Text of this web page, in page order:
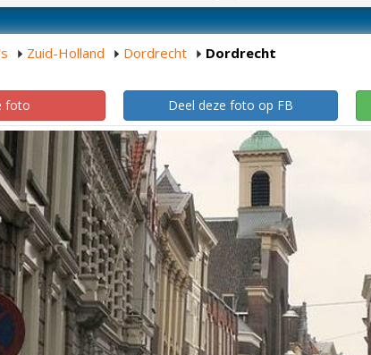
Zuid-Holland Dordrecht Dordrecht
foto Deel deze foto op FB